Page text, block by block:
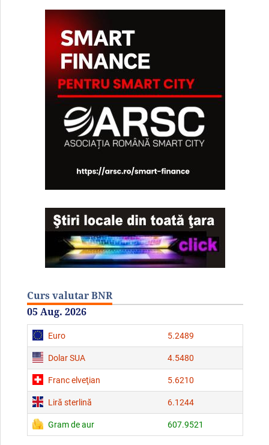
Curs valutar BNR
05 Aug. 2026
Euro 5.2489
Dolar SUA 4.5480
Franc elveţian 5.6210
Liră sterlină 6.1244
Gram de aur 607.9521